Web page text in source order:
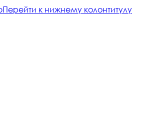
Перейти к нижнему колонтитулу